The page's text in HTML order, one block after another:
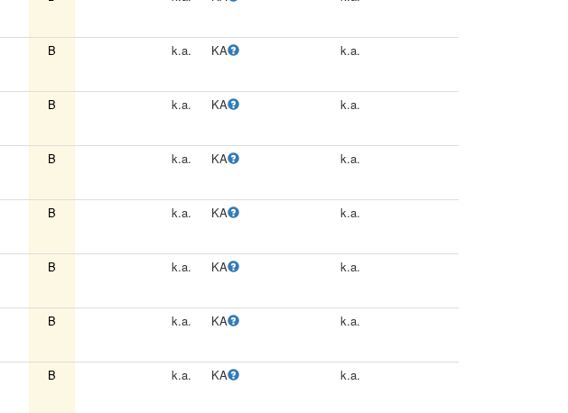
B k.a. KA k.a.
B k.a. KA k.a.
B k.a. KA k.a.
B k.a. KA k.a.
B k.a. KA k.a.
B k.a. KA k.a.
B k.a. KA k.a.